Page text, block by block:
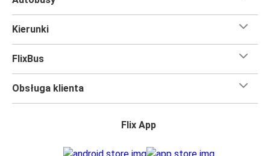
Kierunki
FlixBus
Obsługa klienta
Flix App